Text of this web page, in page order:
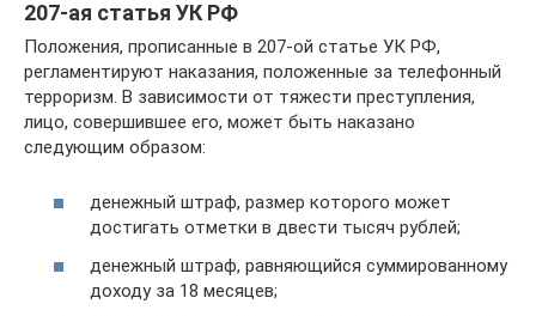
207-ая статья УК РФ
Положения, прописанные в 207-ой статье УК РФ,
регламентируют наказания, положенные за телефонный
терроризм. В зависимости от тяжести преступления,
лицо, совершившее его, может быть наказано
следующим образом:
денежный штраф, размер которого может
достигать отметки в двести тысяч рублей;
денежный штраф, равняющийся суммированному
доходу за 18 месяцев;